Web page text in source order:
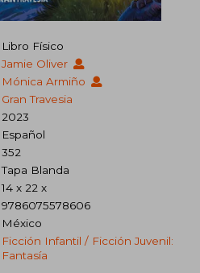
Libro Físico
Jamie Oliver
Mónica Armiño
Gran Travesia
2023
Español
352
Tapa Blanda
14 x 22 x
9786075578606
México
Ficción Infantil / Ficción Juvenil:
Fantasía